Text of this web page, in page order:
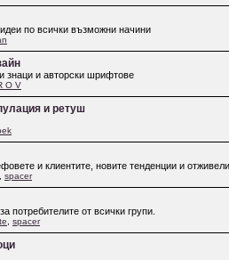
по всички възможни начини
знаци и авторски шрифтове
O V
и ретуш
и клиентите, новите тенденции и
spacer
от всички групи.
spacer